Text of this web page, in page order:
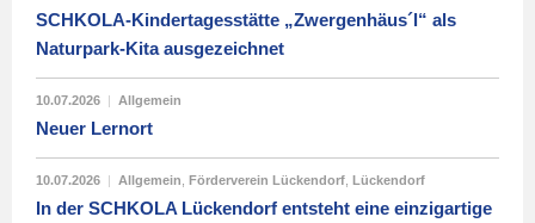
SCHKOLA-Kindertagesstätte „Zwergenhäus´l“ als
Naturpark-Kita ausgezeichnet
10.07.2026 | Allgemein
Neuer Lernort
10.07.2026 | Allgemein Förderverein Lückendorf Lückendorf
In der SCHKOLA Lückendorf entsteht eine einzigartige